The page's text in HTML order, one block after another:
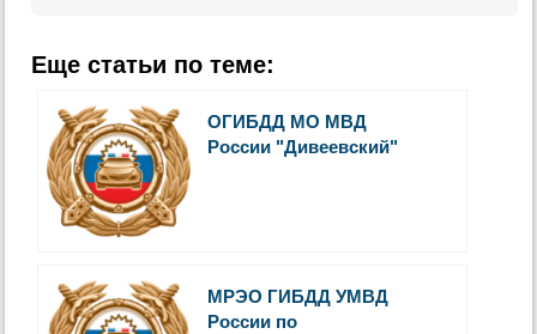
Еще статьи по теме:
ОГИБДД МО МВД
России "Дивеевский"
МРЭО ГИБДД УМВД
России по